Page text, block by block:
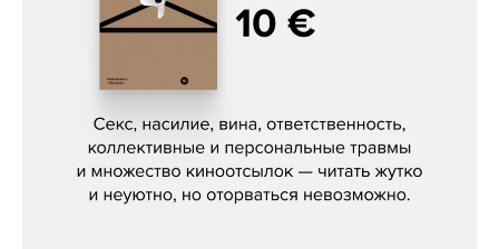
Сергей Кузнецов, «Мясорубка